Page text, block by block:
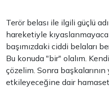
Terör belası ile ilgili güçlü
hareketiyle
başımızdaki ciddi belaları
Bu konuda "bir" olalım.
çözelim. Sonra başkalarının
etkileyeceğine dair